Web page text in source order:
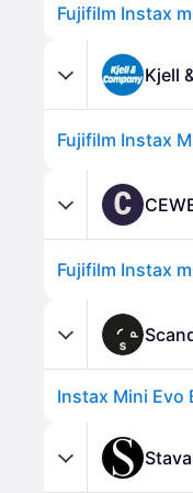
Kjell
Fujifilm Instax
C
Fujifilm Instax
Instax Mini Evo